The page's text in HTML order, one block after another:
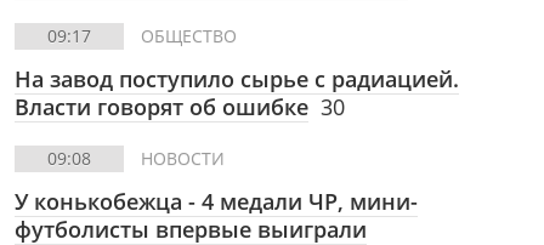
09:17 ОБЩЕСТВО
На завод поступило сырье с радиацией.
Власти говорят об ошибке 30
09:08 НОВОСТИ
У конькобежца - 4 медали ЧР, мини-
футболисты впервые выиграли